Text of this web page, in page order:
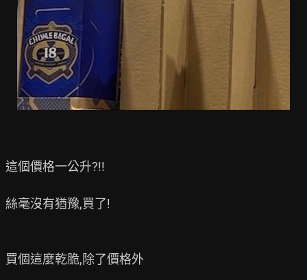
這個價格一公升?!!
絲毫沒有猶豫,買了!
買個這麼乾脆,除了價格外